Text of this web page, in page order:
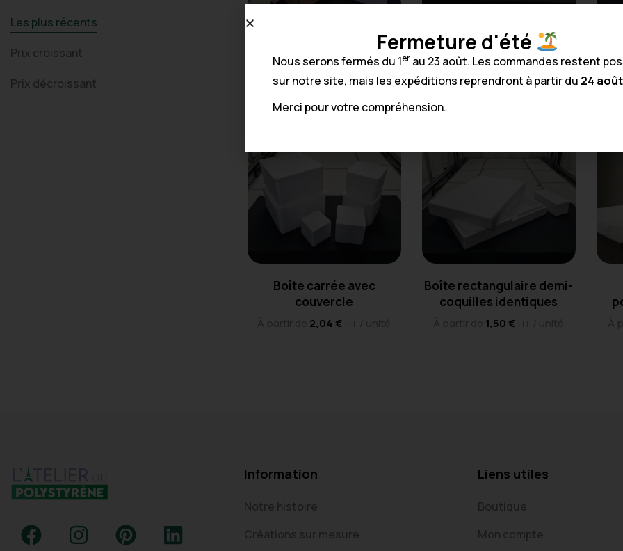
Boîte rectangulaire avec
suremballage carton
À partir de14,35€ HT/ unité
Boîte rectangulaire avec
couvercle
À partir de1,35€HT/ unité À
Boîte carrée avec
couvercle
2,04 €
Boîte rectangulaire demi-
coquilles identiques
1,50 €
Les plus récents
Prix ​​croissant
Prix décroissant
Information
Notre histoire
Créations sur mesure
Liens utiles
Boutique
Mon compte
Fermeture d'été
Nous serons fermés du 1er au 23 août. Les commandes restent
sur notre site, mais les expéditions reprendront à partir du 24 août
Merci pour votre compréhension.